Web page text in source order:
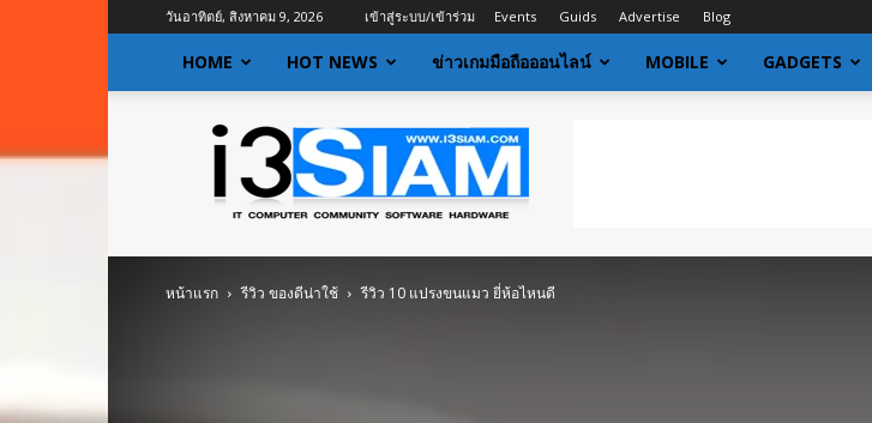
วันอาทิตย์, สิงหาคม 9, 2026 เข้าสู่ระบบ/เข้าร่วม Events Guids Advertise Blog
HOME HOT NEWS ข่าวเกมมือถือออนไลน์ MOBILE GADGETS
I3siam
ข่าว
ไอที
ข้อมูล
ข่าวสาร
หน้าแรก รีวิว ของดีน่าใช้ รีวิว 10 แปรงขนแมว ยี่ห้อไหนดี